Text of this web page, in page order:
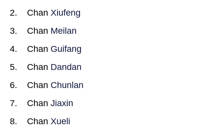
Chan Xiufeng
Chan Meilan
Chan Guifang
Chan Dandan
Chan Chunlan
Chan Jiaxin
Chan Xueli